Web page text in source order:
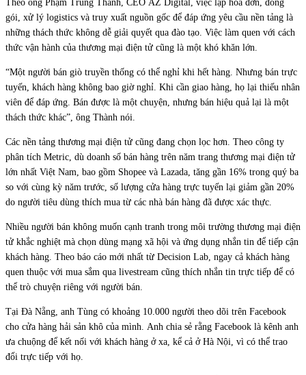
Theo ông Phạm Trung Thành, CEO AZ Digital, việc lập hóa đơn, đóng
gói, xử lý logistics và truy xuất nguồn gốc để đáp ứng yêu cầu nền tảng là
những thách thức không dễ giải quyết qua đào tạo. Việc làm quen với cách
thức vận hành của thương mại điện tử cũng là một khó khăn lớn.
“Một người bán giò truyền thống có thể nghỉ khi hết hàng. Nhưng bán trực
tuyến, khách hàng không bao giờ nghỉ. Khi cần giao hàng, họ lại thiếu nhân
viên để đáp ứng. Bán được là một chuyện, nhưng bán hiệu quả lại là một
thách thức khác”, ông Thành nói.
Các nền tảng thương mại điện tử cũng đang chọn lọc hơn. Theo công ty
phân tích Metric, dù doanh số bán hàng trên năm trang thương mại điện tử
lớn nhất Việt Nam, bao gồm Shopee và Lazada, tăng gần 16% trong quý ba
so với cùng kỳ năm trước, số lượng cửa hàng trực tuyến lại giảm gần 20%
do người tiêu dùng thích mua từ các nhà bán hàng đã được xác thực.
Nhiều người bán không muốn cạnh tranh trong môi trường thương mại điện
tử khắc nghiệt mà chọn dùng mạng xã hội và ứng dụng nhắn tin để tiếp cận
khách hàng. Theo báo cáo mới nhất từ Decision Lab, ngay cả khách hàng
quen thuộc với mua sắm qua livestream cũng thích nhắn tin trực tiếp để có
thể trò chuyện riêng với người bán.
Tại Đà Nẵng, anh Tùng có khoảng 10.000 người theo dõi trên Facebook
cho cửa hàng hải sản khô của mình. Anh chia sẻ rằng Facebook là kênh anh
ưa chuộng để kết nối với khách hàng ở xa, kể cả ở Hà Nội, vì có thể trao
đổi trực tiếp với họ.